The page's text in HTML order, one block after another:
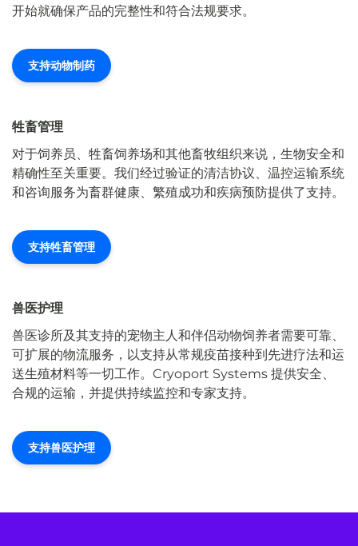
开始就确保产品的完整性和符合法规要求。
支持动物制药
牲畜管理
对于饲养员、牲畜饲养场和其他畜牧组织来说，生物安全和
精确性至关重要。我们经过验证的清洁协议、温控运输系统
和咨询服务为畜群健康、繁殖成功和疾病预防提供了支持。
支持牲畜管理
兽医护理
兽医诊所及其支持的宠物主人和伴侣动物饲养者需要可靠、
可扩展的物流服务，以支持从常规疫苗接种到先进疗法和运
送生殖材料等一切工作。Cryoport Systems 提供安全、
合规的运输，并提供持续监控和专家支持。
支持兽医护理